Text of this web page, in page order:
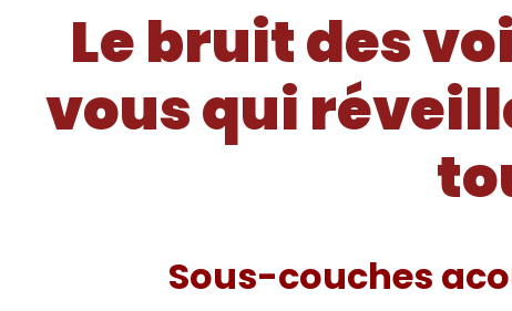
Le bruit des
vous qui
Sous-couches